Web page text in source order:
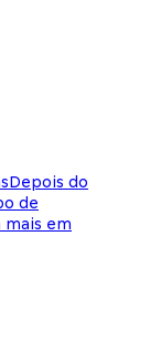
Depois do
de
mais em